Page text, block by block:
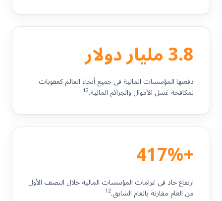
3.8 مليار دولار
دفعتها المؤسسات المالية في جميع أنحاء العالم كعقوبات
لمكافحة غسل الأموال والجرائم المالية.12
+417%
ارتفاع حاد في غرامات المؤسسات المالية خلال النصف الأول
من العام مقارنة بالعام السابق.12